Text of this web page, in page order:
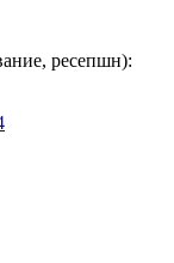
ресепшн):